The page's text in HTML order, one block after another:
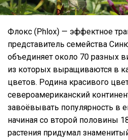
Флокс (Phlox) — эффектное
представитель семейства
объединяет около 70 разных
из которых выращиваются в
цветов. Родина красивого
североамериканский
завоёвывать популярность в
начиная со второй половины
растения придумал